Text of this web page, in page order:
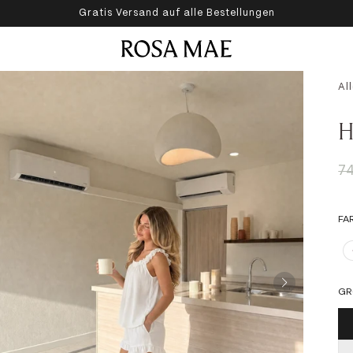
Gratis Versand auf alle Bestellungen
Rosa Mae Deutschland